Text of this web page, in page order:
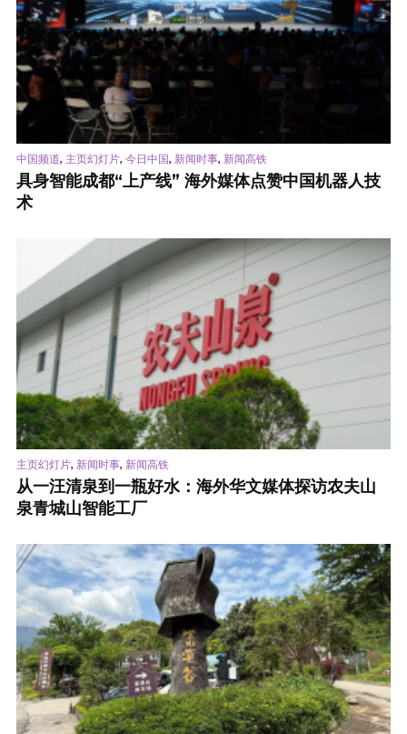
中国频道, 主页幻灯片, 今日中国, 新闻时事, 新闻高铁
具身智能成都“上产线” 海外媒体点赞中国机器人技
术
主页幻灯片, 新闻时事, 新闻高铁
从一汪清泉到一瓶好水：海外华文媒体探访农夫山
泉青城山智能工厂